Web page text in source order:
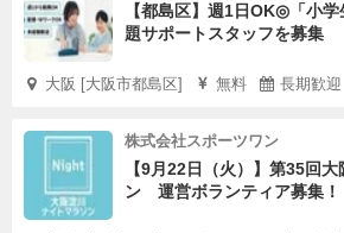
【都島区】週1日OK◎「小
題サポートスタッフを募集
大阪 [大阪市都島区] 無料 長期歓迎
株式会社スポーツワン
【9月22日（火）】第35回
ン 運営ボランティア募集！